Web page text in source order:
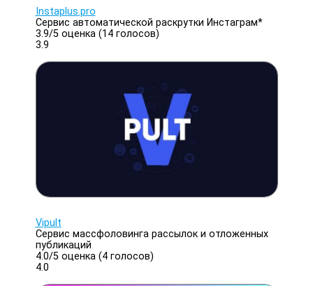
Instaplus.pro
Сервис автоматической раскрутки Инстаграм*
3.9/5оценка (14 голосов)
3.9
Vipult
Сервис массфоловинга рассылок и отложенных
публикаций
4.0/5оценка (4 голосов)
4.0